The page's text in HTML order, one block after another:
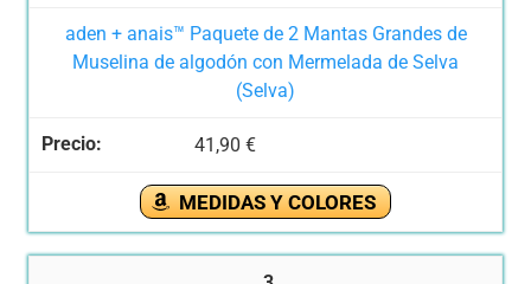
aden + anais™ Paquete de 2 Mantas Grandes de
Muselina de algodón con Mermelada de Selva
(Selva)
41,90 €
MEDIDAS Y COLORES